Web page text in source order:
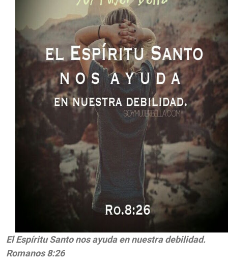
El Espíritu Santo nos ayuda en nuestra debilidad.
Romanos 8:26